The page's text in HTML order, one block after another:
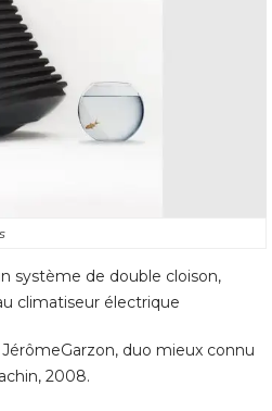
système de double cloison,
climatiseur électrique
duo mieux connu
2008.